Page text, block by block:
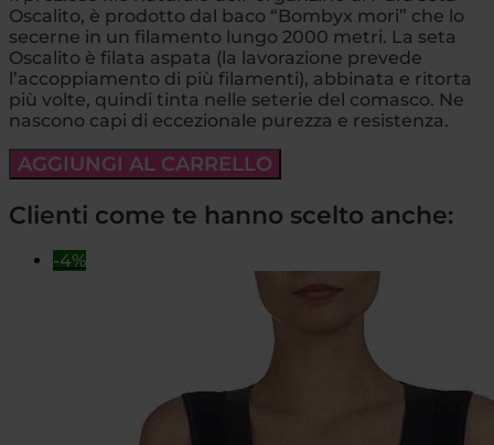
Oscalito, è prodotto dal baco “Bombyx mori” che lo
secerne in un filamento lungo 2000 metri. La seta
Oscalito è filata aspata (la lavorazione prevede
l’accoppiamento di più filamenti), abbinata e ritorta
più volte, quindi tinta nelle seterie del comasco. Ne
nascono capi di eccezionale purezza e resistenza.
AGGIUNGI AL CARRELLO
Clienti come te hanno scelto anche:
-4%